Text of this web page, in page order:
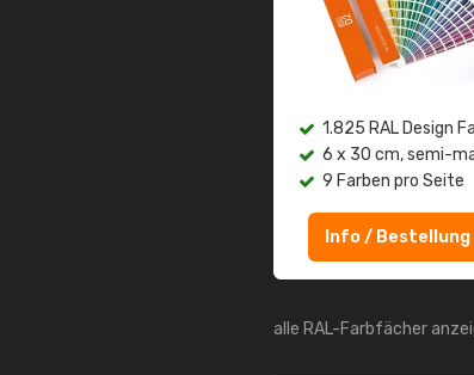
1.825 RAL Design
6 x 30 cm, semi-
9 Farben pro Seite
Info / Bestellung
alle RAL-Farbfächer